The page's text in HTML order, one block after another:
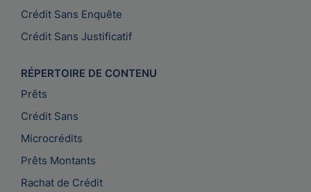
Crédit Sans Enquête
Crédit Sans Justificatif
RÉPERTOIRE DE CONTENU
Prêts
Crédit Sans
Microcrédits
Prêts Montants
Rachat de Crédit